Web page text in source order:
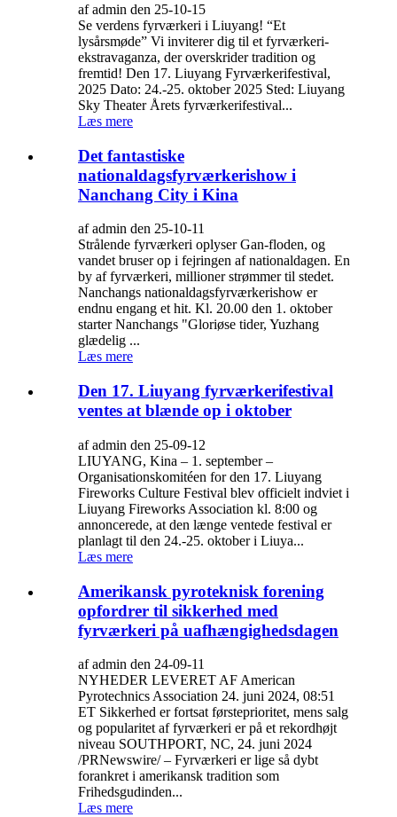
af admin den 25-10-15
Se verdens fyrværkeri i Liuyang! “Et
lysårsmøde” Vi inviterer dig til et fyrværkeri-
ekstravaganza, der overskrider tradition og
fremtid! Den 17. Liuyang Fyrværkerifestival,
2025 Dato: 24.-25. oktober 2025 Sted: Liuyang
Sky Theater Årets fyrværkerifestival...
Læs mere
Det fantastiske
nationaldagsfyrværkerishow i
Nanchang City i Kina
af admin den 25-10-11
Strålende fyrværkeri oplyser Gan-floden, og
vandet bruser op i fejringen af ​​nationaldagen. En
by af fyrværkeri, millioner strømmer til stedet.
Nanchangs nationaldagsfyrværkerishow er
endnu engang et hit. Kl. 20.00 den 1. oktober
starter Nanchangs "Gloriøse tider, Yuzhang
glædelig ...
Læs mere
Den 17. Liuyang fyrværkerifestival
ventes at blænde op i oktober
af admin den 25-09-12
LIUYANG, Kina – 1. september –
Organisationskomitéen for den 17. Liuyang
Fireworks Culture Festival blev officielt indviet i
Liuyang Fireworks Association kl. 8:00 og
annoncerede, at den længe ventede festival er
planlagt til den 24.-25. oktober i Liuya...
Læs mere
Amerikansk pyroteknisk forening
opfordrer til sikkerhed med
fyrværkeri på uafhængighedsdagen
af admin den 24-09-11
NYHEDER LEVERET AF American
Pyrotechnics Association 24. juni 2024, 08:51
ET Sikkerhed er fortsat førsteprioritet, mens salg
og popularitet af fyrværkeri er på et rekordhøjt
niveau SOUTHPORT, NC, 24. juni 2024
/PRNewswire/ – Fyrværkeri er lige så dybt
forankret i amerikansk tradition som
Frihedsgudinden...
Læs mere